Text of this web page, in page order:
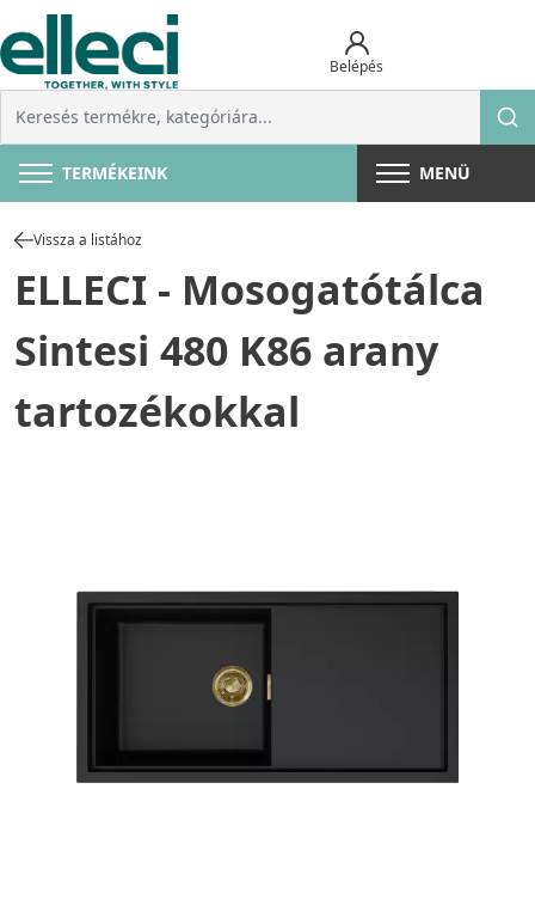
Belépés
TERMÉKEINK MENÜ
Vissza a listához
ELLECI - Mosogatótálca
Sintesi 480 K86 arany
tartozékokkal